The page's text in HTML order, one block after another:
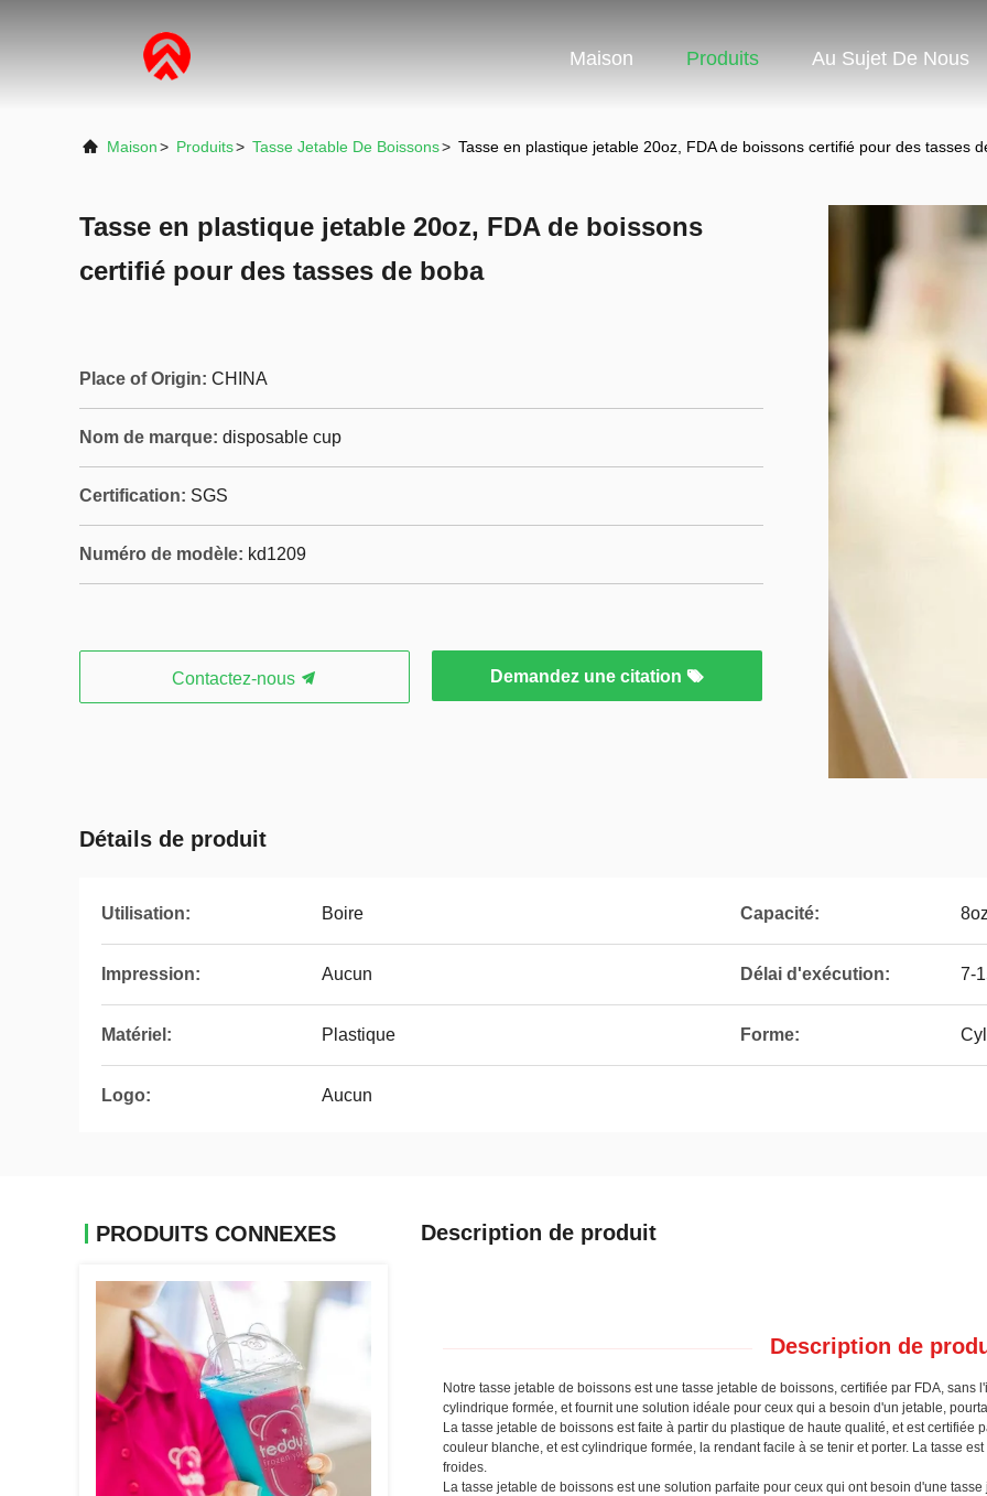
Maison Produits Au Sujet De Nous
Maison> Produits> Tasse Jetable De Boissons> Tasse en plastique jetable 20oz, FDA de boissons certifié pour des tasses
Tasse en plastique jetable 20oz, FDA de boissons
certifié pour des tasses de boba
Place of Origin: CHINA
Nom de marque: disposable cup
Certification: SGS
Numéro de modèle: kd1209
Contactez-nous Demandez une citation
Détails de produit
Utilisation: Boire Capacité:
Impression: Aucun Délai d'exécution: 7-
Matériel: Plastique Forme:
Logo: Aucun
PRODUITS CONNEXES Description de produit
Description de
Notre tasse jetable de boissons est une tasse jetable de boissons, certifiée par FDA,
cylindrique formée, et fournit une solution idéale pour ceux qui a besoin d'un jetable,
La tasse jetable de boissons est faite à partir du plastique de haute qualité, et est certifiée
couleur blanche, et est cylindrique formée, la rendant facile à se tenir et porter. La tasse
froides.
La tasse jetable de boissons est une solution parfaite pour ceux qui ont besoin d'une